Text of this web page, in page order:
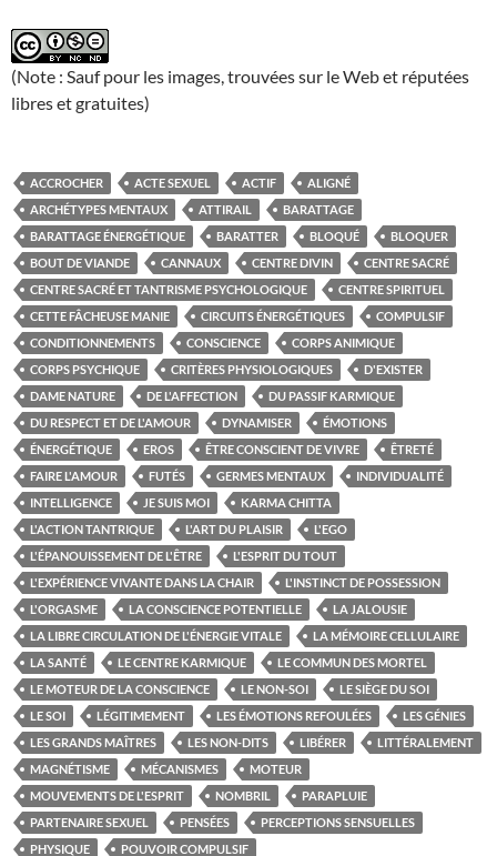
(Note : Sauf pour les images, trouvées sur le Web et réputées
libres et gratuites)
ACCROCHER ACTE SEXUEL ACTIF
ALIGNÉ
ARCHÉTYPES MENTAUX
ATTIRAIL
BARATTAGE
BARATTAGE ÉNERGÉTIQUE
BARATTER BLOQUÉ
BLOQUER
BOUT DE VIANDE
CANNAUX CENTRE DIVIN
CENTRE SACRÉ
CENTRE SACRÉ ET TANTRISME PSYCHOLOGIQUE
CENTRE SPIRITUEL
CETTE FÂCHEUSE MANIE
CIRCUITS ÉNERGÉTIQUES
COMPULSIF
CONDITIONNEMENTS
CONSCIENCE
CORPS ANIMIQUE
CORPS PSYCHIQUE
CRITÈRES PHYSIOLOGIQUES
D'EXISTER
DAME NATURE
DE L'AFFECTION
DU PASSIF KARMIQUE
DU RESPECT ET DE L'AMOUR
DYNAMISER
ÉMOTIONS
ÉNERGÉTIQUE
EROS ÊTRE CONSCIENT DE VIVRE
ÊTRETÉ
FAIRE L'AMOUR
FUTÉS GERMES MENTAUX
INDIVIDUALITÉ
INTELLIGENCE
JE SUIS MOI
KARMA CHITTA
L'ACTION TANTRIQUE
L'ART DU PLAISIR
L'EGO
L'ÉPANOUISSEMENT DE L'ÊTRE
L'ESPRIT DU TOUT
L'EXPÉRIENCE VIVANTE DANS LA CHAIR
L'INSTINCT DE POSSESSION
L'ORGASME
LA CONSCIENCE POTENTIELLE
LA JALOUSIE
LA LIBRE CIRCULATION DE L'ÉNERGIE VITALE
LA MÉMOIRE CELLULAIRE
LA SANTÉ
LE CENTRE KARMIQUE
LE COMMUN DES MORTEL
LE MOTEUR DE LA CONSCIENCE
LE NON-SOI
LE SIÈGE DU SOI
LE SOI
LÉGITIMEMENT LES ÉMOTIONS REFOULÉES
LES GÉNIES
LES GRANDS MAÎTRES
LES NON-DITS LIBÉRER
LITTÉRALEMENT
MAGNÉTISME
MÉCANISMES
MOTEUR
MOUVEMENTS DE L'ESPRIT
NOMBRIL
PARAPLUIE
PARTENAIRE SEXUEL
PENSÉES
PERCEPTIONS SENSUELLES
PHYSIQUE
POUVOIR COMPULSIF